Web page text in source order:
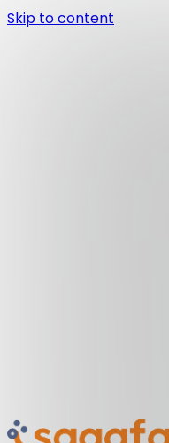
Skip to content